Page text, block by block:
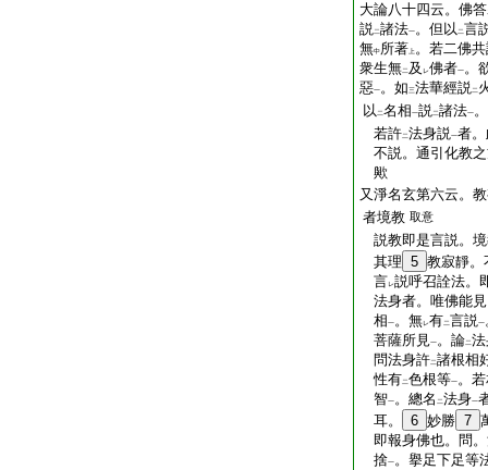
大論八十四云。佛答
説二諸法一。但以 二言
無中所著 上 。若二佛
衆生無二 及 レ佛者一。
惡一。如三法華經説二
以 二名相一説二諸法一
若許二法身説一者
不説。通引化教
歟
又淨名玄第六云。
者境教 取意
説教即是言説。
其理 5 教寂靜。
言レ説呼召詮法。
法身者。唯佛能
相一。無レ有二言説一
菩薩所見一。論二
問法身許二諸根相
性有二色根等一。
智一。總名 二法身一
耳。
6 妙勝 7
即報身佛也。問
捨一。擧足下足等